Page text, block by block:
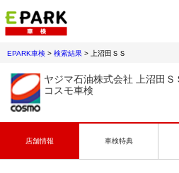
EPARK車検 > 検索結果 > 上沼田ＳＳ
ヤジマ石油株式会社 上沼田Ｓ
コスモ車検
店舗情報 車検特典